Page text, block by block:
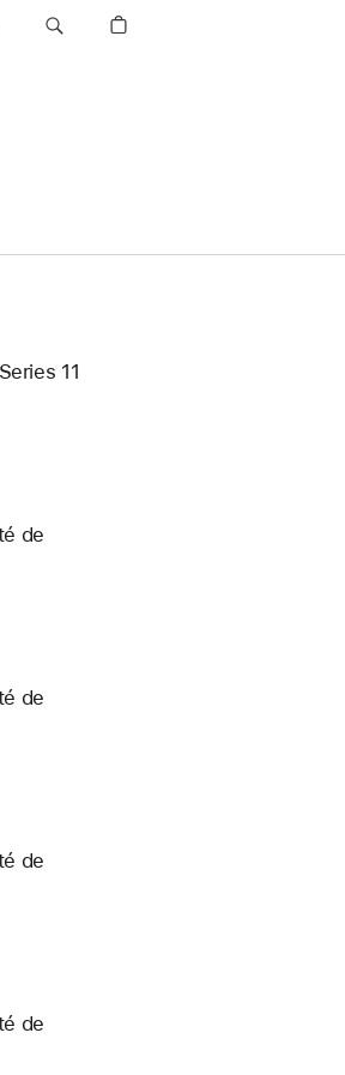
11
de
de
de
de